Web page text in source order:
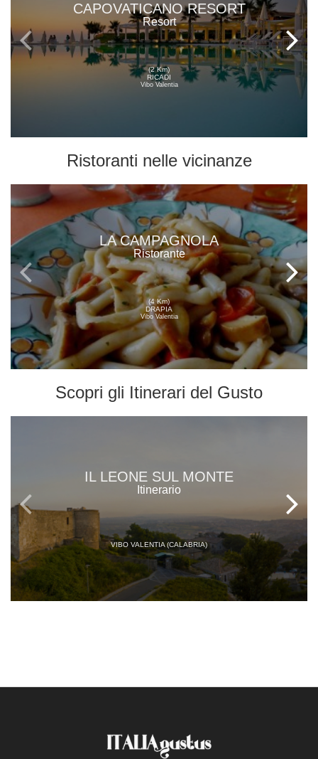
CAPOVATICANO RESORT
Resort
(2 Km)
RICADI
Vibo Valentia
Ristoranti nelle vicinanze
LA CAMPAGNOLA
Ristorante
(4 Km)
DRAPIA
Vibo Valentia
Scopri gli Itinerari del Gusto
IL LEONE SUL MONTE
Itinerario
VIBO VALENTIA (CALABRIA)